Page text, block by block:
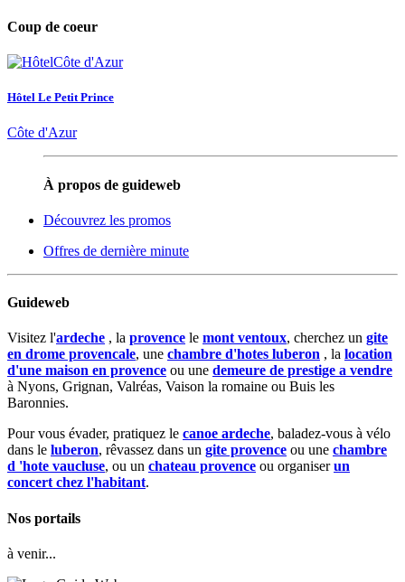
Coup de coeur
Hôtel Le Petit Prince
Côte d'Azur
À propos de guideweb
Découvrez les promos
Offres de dernière minute
Guideweb
Visitez l'ardeche , la provence le mont ventoux, cherchez un gite
en drome provencale, une chambre d'hotes luberon , la location
d'une maison en provence ou une demeure de prestige a vendre
à Nyons, Grignan, Valréas, Vaison la romaine ou Buis les
Baronnies.
Pour vous évader, pratiquez le canoe ardeche, baladez-vous à vélo
dans le luberon, rêvassez dans un gite provence ou une chambre
d 'hote vaucluse, ou un chateau provence ou organiserun
concert chez l'habitant.
Nos portails
à venir...